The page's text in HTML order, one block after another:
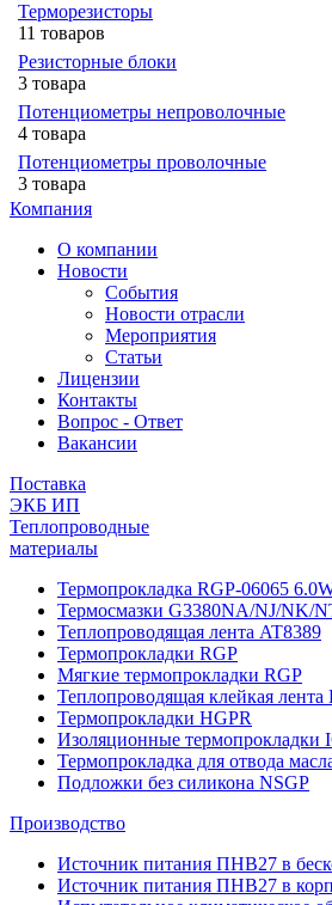
Терморезисторы
11 товаров
Резисторные блоки
3 товара
Потенциометры непроволочные
4 товара
Потенциометры проволочные
3 товара
Компания
О компании
Новости
События
Новости отрасли
Мероприятия
Статьи
Лицензии
Контакты
Вопрос - Ответ
Вакансии
Поставка
ЭКБ ИП
Теплопроводные
материалы
Термопрокладка RGP-06065
Термосмазки G3380NA/NJ/NK/
Теплопроводящая лента AT8389
Термопрокладки RGP
Мягкие термопрокладки RGP
Теплопроводящая клейкая
Термопрокладки HGPR
Изоляционные термопрокладки
Термопрокладка для отвода
Подложки без силикона NSGP
Производство
Источник питания ПНВ27 в
Источник питания ПНВ27 в